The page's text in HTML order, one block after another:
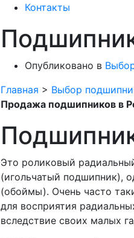
Контакты
Опубликовано в
Главная > Выбор
Продажа подшипников в
Это роликовый
(игольчатый подшипник),
(обоймы). Очень часто
для восприятия
вследствие своих малых